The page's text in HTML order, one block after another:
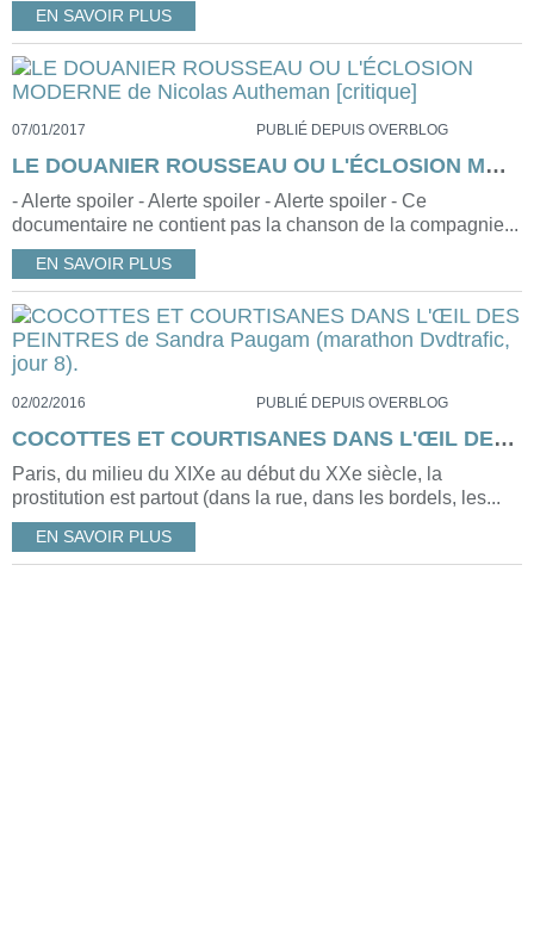
EN SAVOIR PLUS
07/01/2017 PUBLIÉ DEPUIS OVERBLOG
LE DOUANIER ROUSSEAU OU L'ÉCLOSION MODERNE de Nicolas Autheman [critique]
- Alerte spoiler - Alerte spoiler - Alerte spoiler - Ce
documentaire ne contient pas la chanson de la compagnie...
EN SAVOIR PLUS
02/02/2016 PUBLIÉ DEPUIS OVERBLOG
COCOTTES ET COURTISANES DANS L'ŒIL DES PEINTRES de Sandra Paugam (marathon Dvdtrafic, jour 8).
Paris, du milieu du XIXe au début du XXe siècle, la
prostitution est partout (dans la rue, dans les bordels, les...
EN SAVOIR PLUS